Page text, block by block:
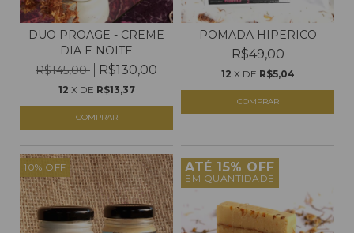
DUO PROAGE - CREME
DIA E NOITE
R$145,00
R$130,00
12 X DE R$13,37
COMPRAR
POMADA HIPERICO
R$49,00
12 X DE R$5,04
COMPRAR
10% OFF ATÉ 15% OFF
EM QUANTIDADE